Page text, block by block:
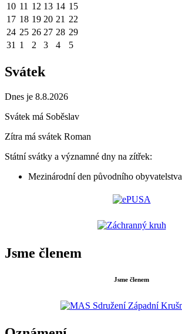
10 11 12 13 14 15
17 18 19 20 21 22
24 25 26 27 28 29
31 1 2 3 4 5
Svátek
Dnes je 8.8.2026
Svátek má Soběslav
Zítra má svátek Roman
Státní svátky a významné dny na zítřek:
Mezinárodní den původního obyvatelstva
Jsme členem
Jsme členem